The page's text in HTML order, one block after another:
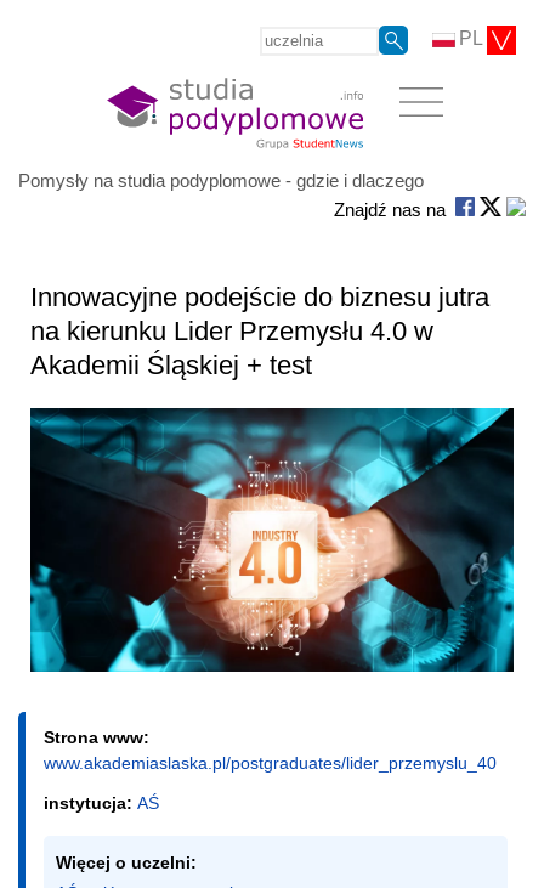
PL
Pomysły na studia podyplomowe - gdzie i dlaczego
Znajdź nas na
Innowacyjne podejście do biznesu jutra
na kierunku Lider Przemysłu 4.0 w
Akademii Śląskiej + test
Strona www:
www.akademiaslaska.pl/postgraduates/lider_przemyslu_40
instytucja: AŚ
Więcej o uczelni: